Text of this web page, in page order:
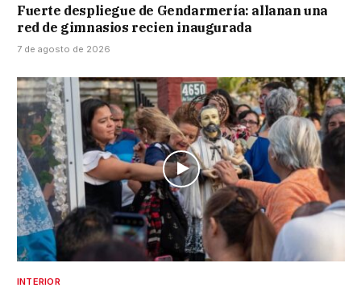
Fuerte despliegue de Gendarmería: allanan una
red de gimnasios recien inaugurada
7 de agosto de 2026
INTERIOR